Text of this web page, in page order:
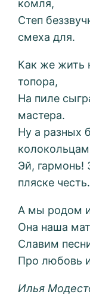
комля,
Степ
смеха для.
Как же жить
топора,
На пиле
мастера.
Ну а разных
Эй, гармонь!
пляске честь.
А мы родом
Она наша
Славим
Про любовь
Илья